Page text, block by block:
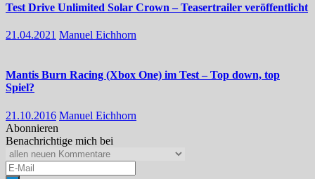
Test Drive Unlimited Solar Crown – Teasertrailer veröffentlicht
21.04.2021 Manuel Eichhorn
Mantis Burn Racing (Xbox One) im Test – Top down, top
Spiel?
21.10.2016 Manuel Eichhorn
Abonnieren
Benachrichtige mich bei